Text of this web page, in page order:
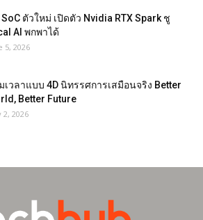
ตัวใหม่ เปิดตัว Nvidia RTX Spark ชู
AI พกพาได้
5, 2026
เวลาแบบ 4D นิทรรศการเสมือนจริง Better
Better Future
2, 2026